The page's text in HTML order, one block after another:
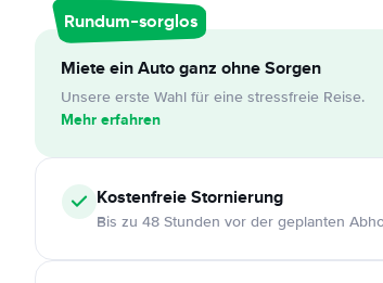
Rundum-sorglos
Miete ein Auto ganz ohne Sorgen
Unsere erste Wahl für eine stressfreie Reise.
Mehr erfahren
KostenfreieStornierung
Bis zu 48 Stunden vor der geplanten